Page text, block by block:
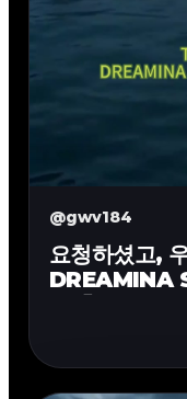
@gwv184
요청하셨고,
DREAMINA